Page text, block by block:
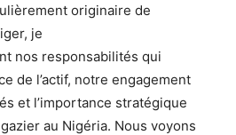
originaire de
je
nos responsabilités qui
de l’actif, notre engagement
et l’importance stratégique
au Nigéria. Nous voyons